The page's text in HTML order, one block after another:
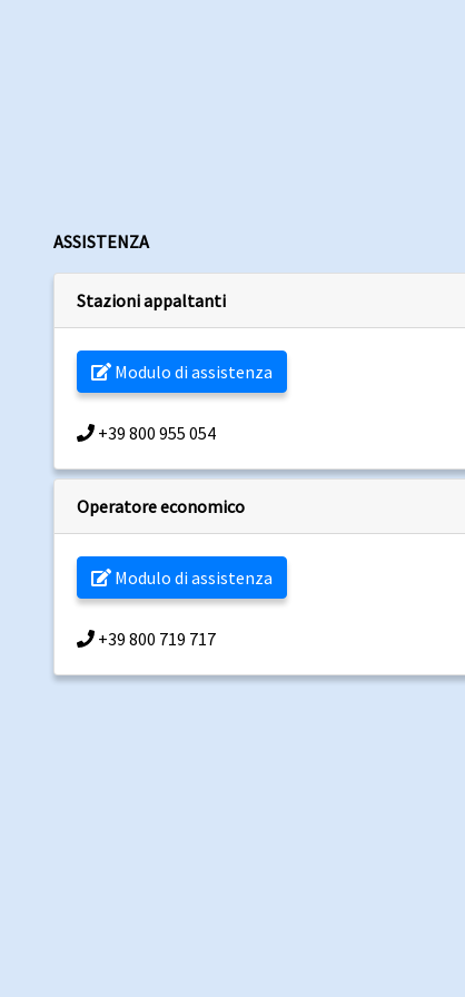
ASSISTENZA
Stazioni appaltanti
Modulo di assistenza
+39 800 955 054
Operatore economico
Modulo di assistenza
+39 800 719 717